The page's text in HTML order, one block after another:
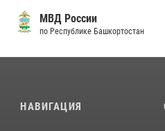
МВД России
по Республике Башкортостан
НАВИГАЦИЯ